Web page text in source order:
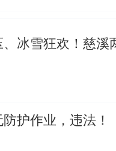
冰雪狂欢！慈溪
护作业，违法！